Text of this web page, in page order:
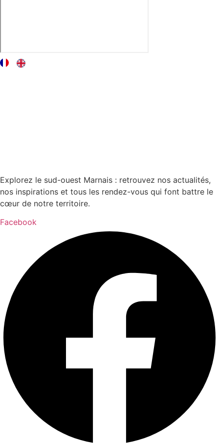
Explorez le sud-ouest Marnais : retrouvez nos actualités,
nos inspirations et tous les rendez-vous qui font battre le
cœur de notre territoire.
Facebook